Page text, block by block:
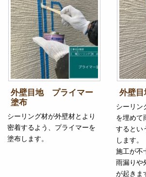
外壁目地 プライマー
塗布
シーリング材が外壁材とより
密着するよう、プライマーを
塗布します。
外壁
シーリン
を埋めて
するとい
します。
施工が不
雨漏りや
が起きま